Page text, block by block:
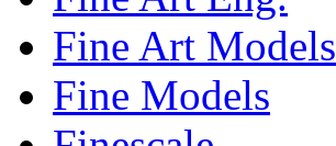
Fine Art Models
Fine Models